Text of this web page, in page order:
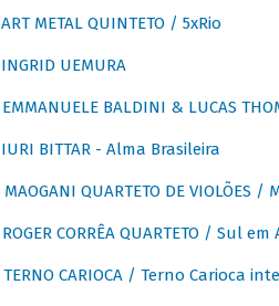
ART METAL QUINTETO / 5xRio
INGRID UEMURA
EMMANUELE BALDINI & LUCAS
IURI BITTAR - Alma Brasileira
MAOGANI QUARTETO DE VIOLÕES
ROGER CORRÊA QUARTETO / Sul
TERNO CARIOCA / Terno Carioca